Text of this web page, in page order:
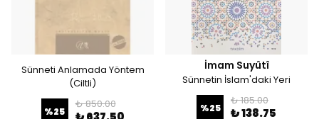
Sünneti Anlamada Yöntem
(Ciltli)
%25
₺ 850.00
İmam Suyûtî
Sünnetin İslam'daki Yeri
%25
₺ 185.00
₺ 138.75